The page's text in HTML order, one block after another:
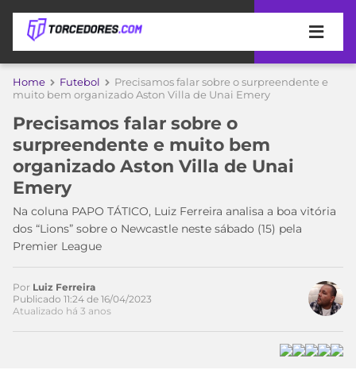
APOSTAS
DE
APOSTA
MELHORES
SITES
DE
APOSTAS
CÓDIGO
PROMOCIONAL
BETBOOM
COPA
DO
MUNDO
TIMES
TIME
PALMEIRAS
BRASILEIRÃO
SÉRIE
MÍDIA
ESPORTIVA
Home Futebol
Precisamos falar sobre o surpreendente e
muito bem organizado Aston Villa de Unai Emery
Precisamos falar sobre o
surpreendente e muito bem
organizado Aston Villa de Unai
Emery
Na coluna PAPO TÁTICO, Luiz Ferreira analisa a boa vitória
dos “Lions” sobre o Newcastle neste sábado (15) pela
Premier League
Acesse o perfil do autor
no Twitter
Por Luiz Ferreira
Publicado 11:24 de 16/04/2023
Atualizado há 3 anos